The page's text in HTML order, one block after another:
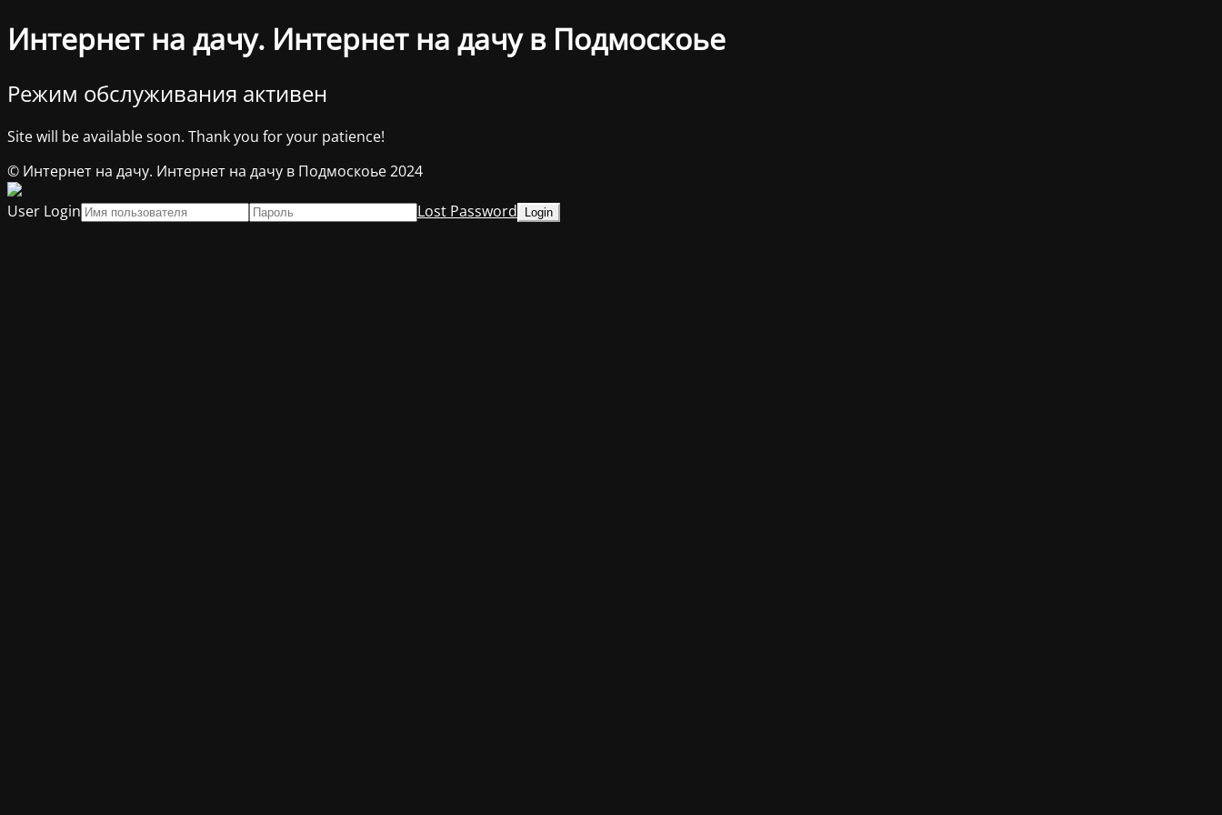
Интернет на дачу. Интернет на дачу в Подмоскоье
Режим обслуживания активен
Site will be available soon. Thank you for your patience!
© Интернет на дачу. Интернет на дачу в Подмоскоье 2024
User Login
Lost Password